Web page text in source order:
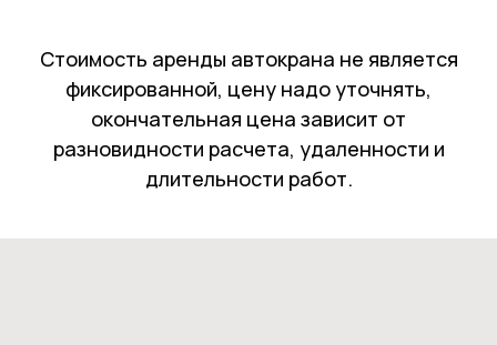
Стоимость аренды автокрана не является
фиксированной, цену надо уточнять,
окончательная цена зависит от
разновидности расчета, удаленности и
длительности работ.